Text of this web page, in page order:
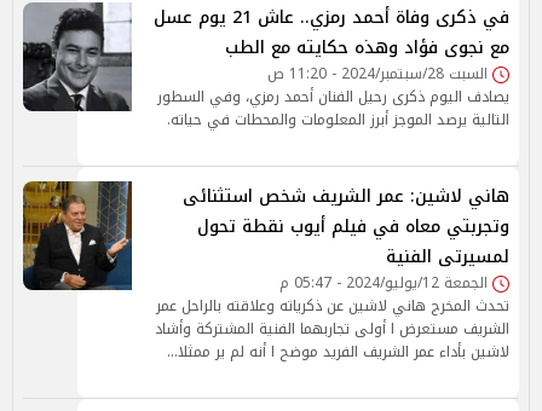
في ذكرى وفاة أحمد رمزي.. عاش 21 يوم عسل
مع نجوى فؤاد وهذه حكايته مع الطب
السبت 28/سبتمبر/2024 - 11:20 ص
يصادف اليوم ذكرى رحيل الفنان أحمد رمزي، وفي السطور
التالية يرصد الموجز أبرز المعلومات والمحطات في حياته.
هاني لاشين: عمر الشريف شخص استثنائى
وتجربتي معاه في فيلم أيوب نقطة تحول
لمسيرتى الفنية
الجمعة 12/يوليو/2024 - 05:47 م
تحدث المخرج هاني لاشين عن ذكرياته وعلاقته بالراحل عمر
الشريف مستعرض ا أولى تجاربهما الفنية المشتركة وأشاد
لاشين بأداء عمر الشريف الفريد موضح ا أنه لم ير ممثلا…